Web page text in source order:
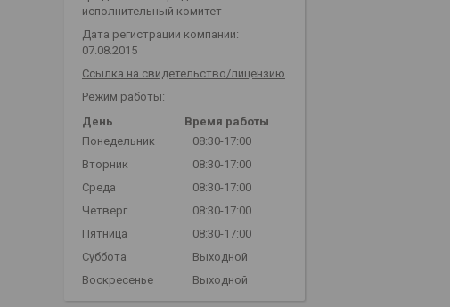
исполнительный комитет
Дата регистрации компании:
07.08.2015
Ссылка на свидетельство/лицензию
Режим работы:
День
Время работы
Понедельник
08:30-17:00
Вторник
08:30-17:00
Среда
08:30-17:00
Четверг
08:30-17:00
Пятница
08:30-17:00
Суббота
Выходной
Воскресенье
Выходной